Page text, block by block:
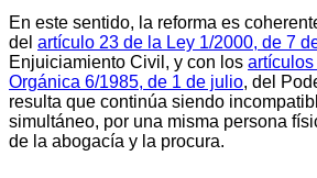
En este sentido, la reforma es
del artículo 23 de la Ley 1/2000, de 7
Enjuiciamiento Civil, y con los
Orgánica 6/1985, de 1 de julio, del
resulta que continúa siendo
simultáneo, por una misma persona
de la abogacía y la procura.